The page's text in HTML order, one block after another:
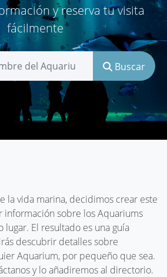
y reserva tu visita
fácilmente
Buscar
la vida marina, decidimos crear este
sobre los Aquariums
El resultado es una guía
descubrir detalles sobre
Aquarium, por pequeño que sea.
y lo añadiremos al directorio.